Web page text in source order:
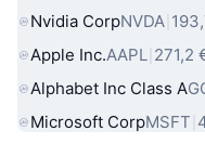
Nvidia CorpNVDA
Apple Inc.AAPL 271,2
Alphabet Inc Class A
Microsoft CorpMSFT